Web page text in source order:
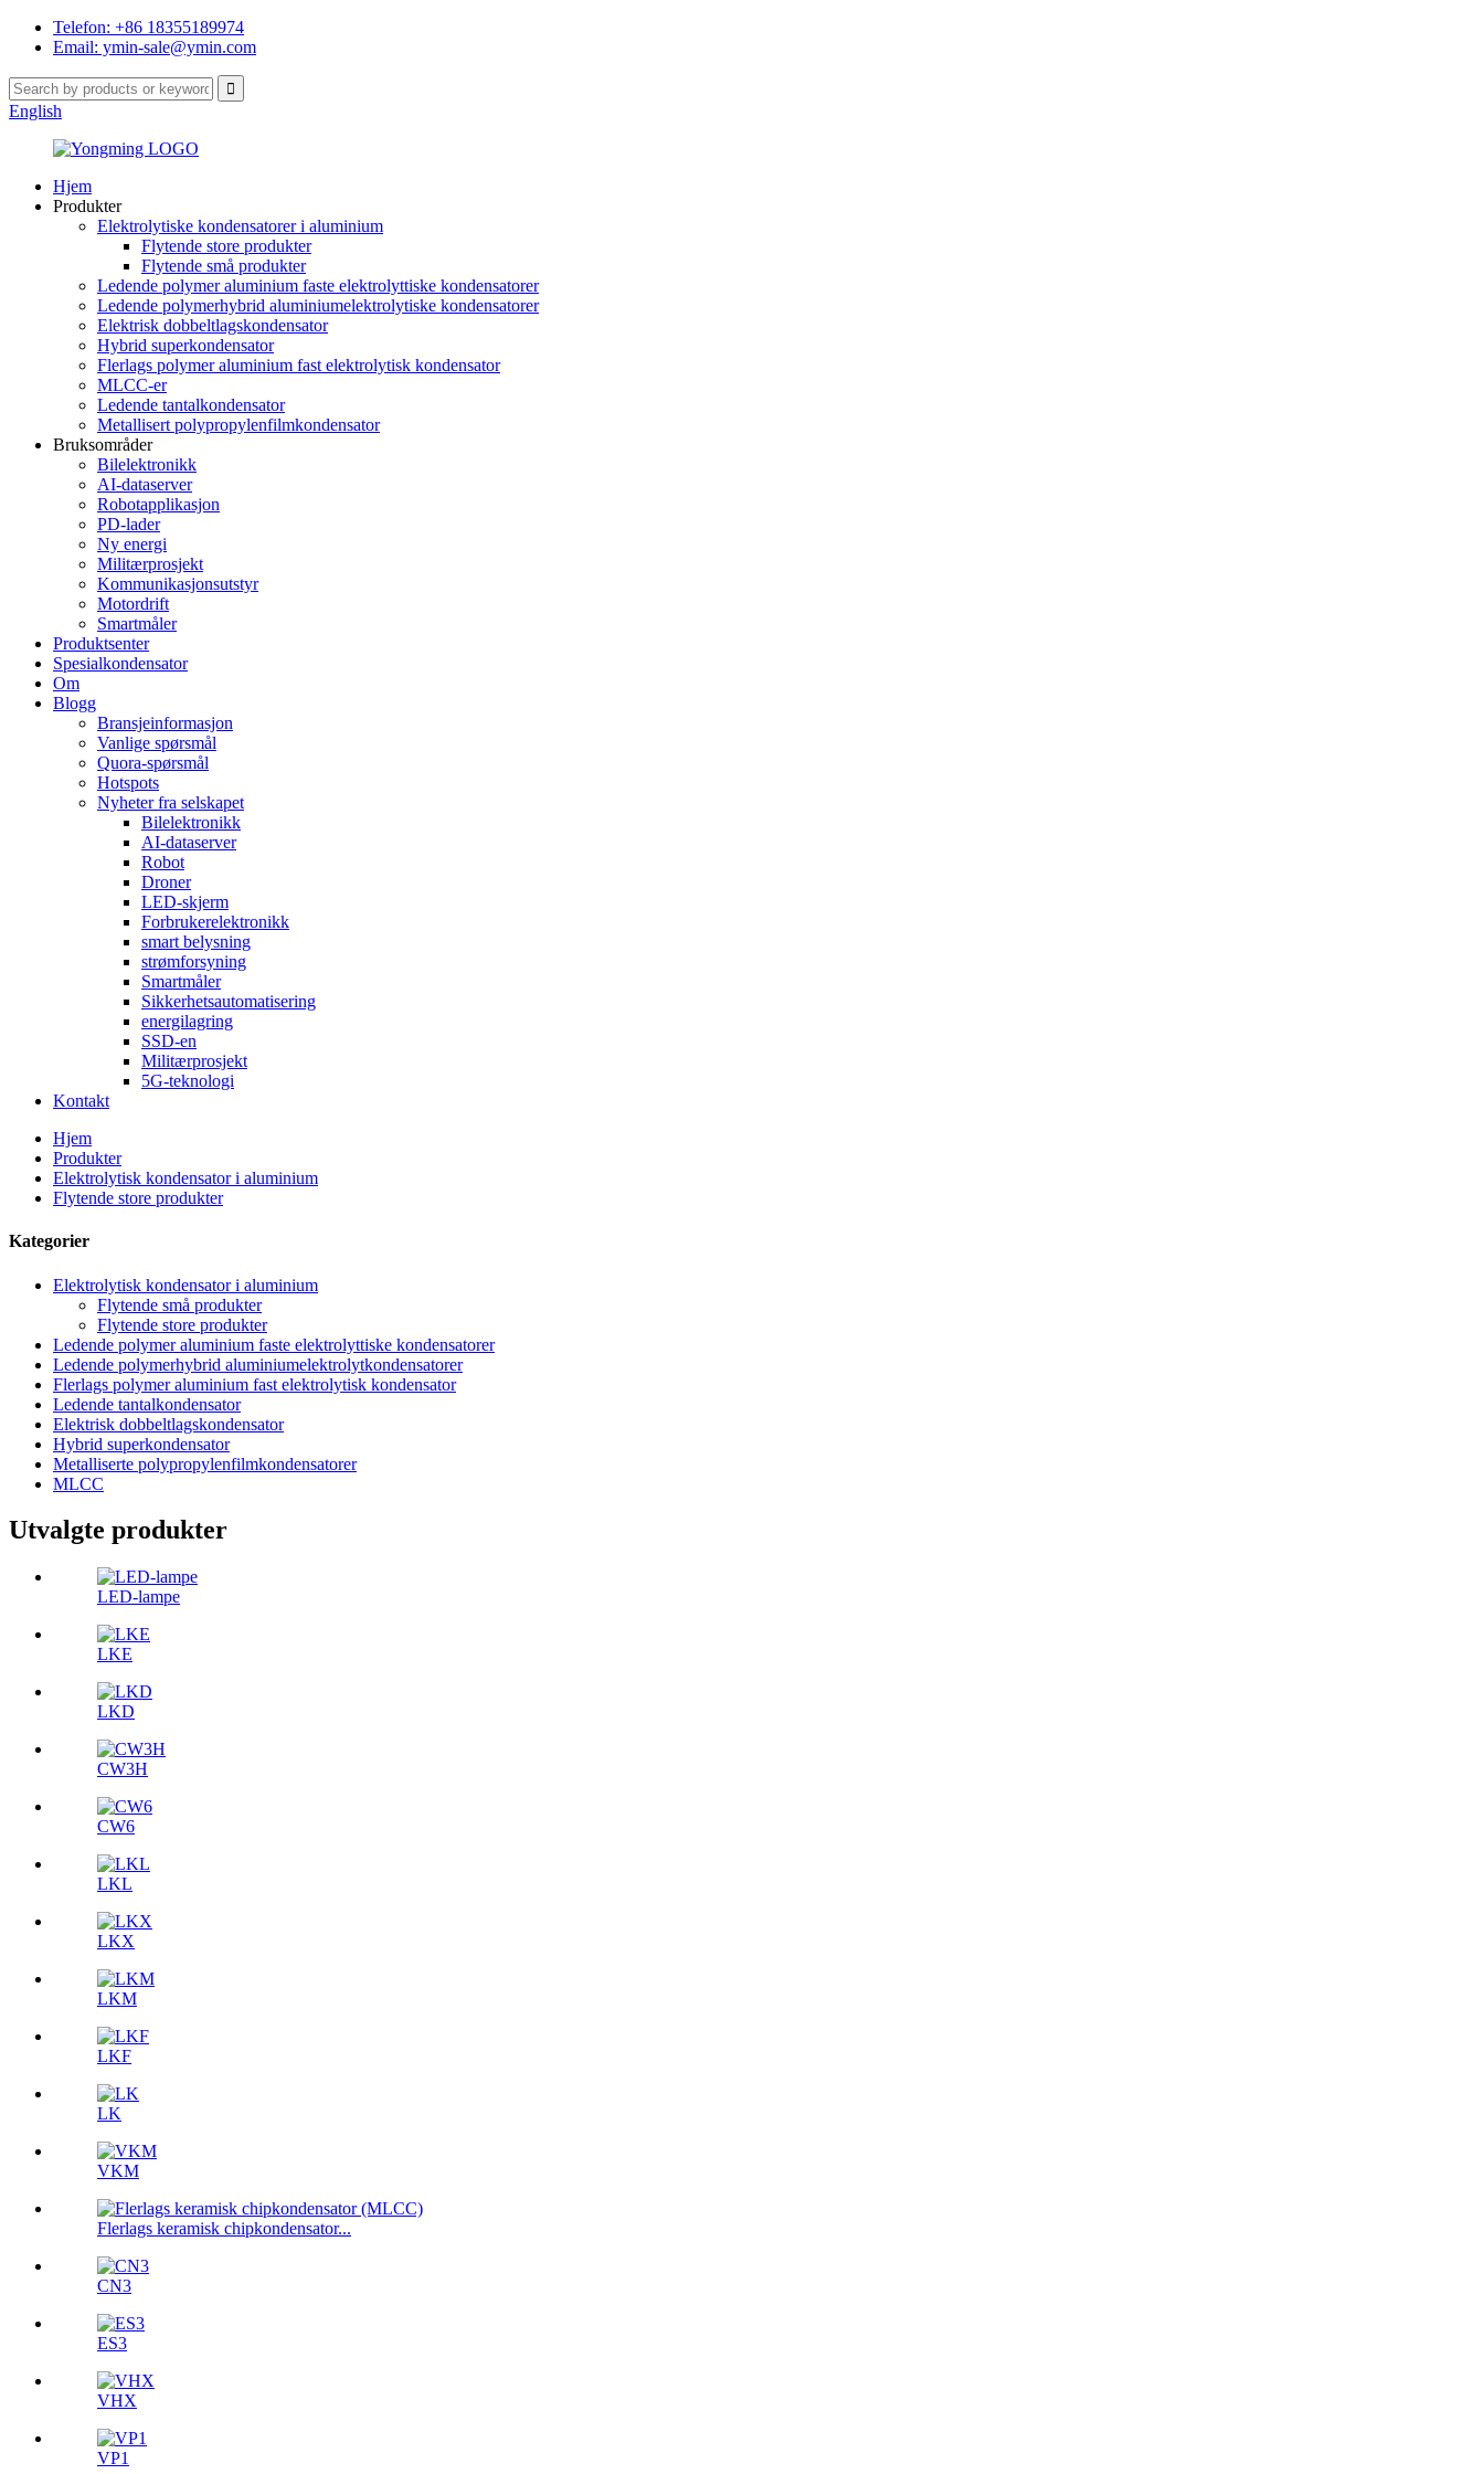
Telefon: +86 18355189974
Email: ymin-sale@ymin.com
English
Hjem
Produkter
Elektrolytiske kondensatorer i aluminium
Flytende store produkter
Flytende små produkter
Ledende polymer aluminium faste elektrolyttiske kondensatorer
Ledende polymerhybrid aluminiumelektrolytiske kondensatorer
Elektrisk dobbeltlagskondensator
Hybrid superkondensator
Flerlags polymer aluminium fast elektrolytisk kondensator
MLCC-er
Ledende tantalkondensator
Metallisert polypropylenfilmkondensator
Bruksområder
Bilelektronikk
AI-dataserver
Robotapplikasjon
PD-lader
Ny energi
Militærprosjekt
Kommunikasjonsutstyr
Motordrift
Smartmåler
Produktsenter
Spesialkondensator
Om
Blogg
Bransjeinformasjon
Vanlige spørsmål
Quora-spørsmål
Hotspots
Nyheter fra selskapet
Bilelektronikk
AI-dataserver
Robot
Droner
LED-skjerm
Forbrukerelektronikk
smart belysning
strømforsyning
Smartmåler
Sikkerhetsautomatisering
energilagring
SSD-en
Militærprosjekt
5G-teknologi
Kontakt
Hjem
Produkter
Elektrolytisk kondensator i aluminium
Flytende store produkter
Kategorier
Elektrolytisk kondensator i aluminium
Flytende små produkter
Flytende store produkter
Ledende polymer aluminium faste elektrolyttiske kondensatorer
Ledende polymerhybrid aluminiumelektrolytkondensatorer
Flerlags polymer aluminium fast elektrolytisk kondensator
Ledende tantalkondensator
Elektrisk dobbeltlagskondensator
Hybrid superkondensator
Metalliserte polypropylenfilmkondensatorer
MLCC
Utvalgte produkter
LED-lampe
LKE
LKD
CW3H
CW6
LKL
LKX
LKM
LKF
LK
VKM
Flerlags keramisk chipkondensator...
CN3
ES3
VHX
VP1